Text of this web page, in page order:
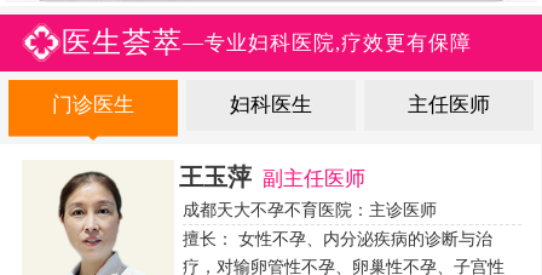
医生荟萃—专业妇科医院,疗效更有保障
门诊医生 妇科医生 主任医师
王玉萍 副主任医师
成都天大不孕不育医院：主诊医师
擅长： 女性不孕、内分泌疾病的诊断与治
疗，对输卵管性不孕、卵巢性不孕、子宫性